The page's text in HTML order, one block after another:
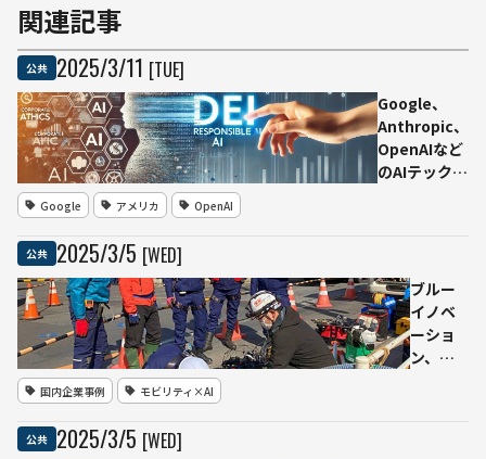
関連記事
公共 2025/3/11 [TUE]
Google、
Anthropic、
OpenAIなど
のAIテック方
構築」「責任
あるAI」
Google アメリカ OpenAI
公共 2025/3/5 [WED]
ブルー
イノベ
ーショ
ン、八
国内企業事例 モビリティ×AI
公共 2025/3/5 [WED]